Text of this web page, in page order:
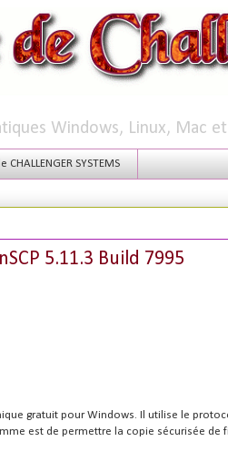
Windows, Linux, Mac
CHALLENGER SYSTEMS
5.11.3 Build 7995
gratuit pour Windows. Il utilise le
est de permettre la copie sécurisée